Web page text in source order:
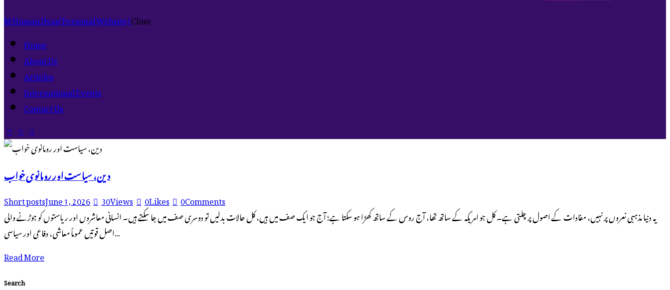
M Hassan Ilyas(Personal Website)Close
Home
About Us
Articles
International Events
Contact Us
دین، سیاست اور رومانوی خواب
Short postsJune 1, 2026 30Views 0Likes 0Comments
یہ دنیا مذہبی نعروں پر نہیں، مفادات کے اصول پر چلتی ہے۔ کل جو امریکہ کے ساتھ تھا، آج روس کے ساتھ کھڑا ہو سکتا ہے؛ آج جو ایک صف میں ہیں، کل حالات بدلیں تو دوسری صف میں جا سکتے ہیں۔ انسانی معاشروں اور ریاستوں کو جوڑنے والی
اصل قوتیں عموماً معاشی، دفاعی اور سیاسی…
Read More
Search